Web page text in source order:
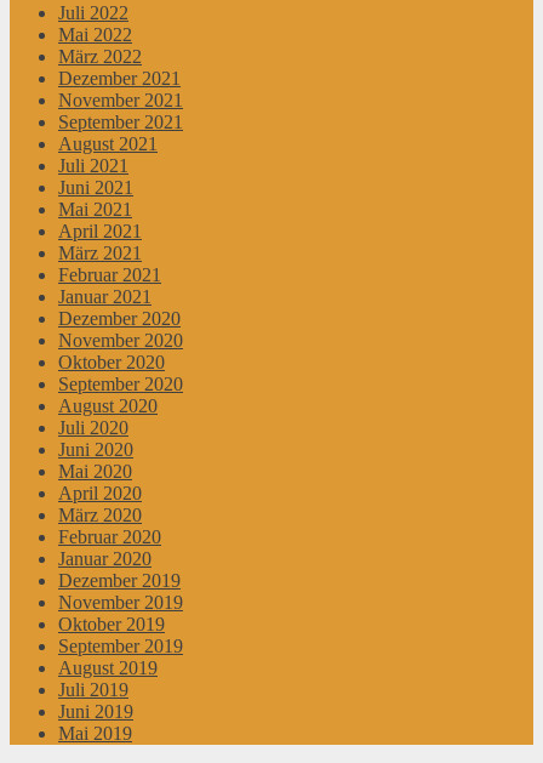
Juli 2022
Mai 2022
März 2022
Dezember 2021
November 2021
September 2021
August 2021
Juli 2021
Juni 2021
Mai 2021
April 2021
März 2021
Februar 2021
Januar 2021
Dezember 2020
November 2020
Oktober 2020
September 2020
August 2020
Juli 2020
Juni 2020
Mai 2020
April 2020
März 2020
Februar 2020
Januar 2020
Dezember 2019
November 2019
Oktober 2019
September 2019
August 2019
Juli 2019
Juni 2019
Mai 2019